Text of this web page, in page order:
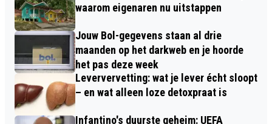
waarom eigenaren nu uitstappen
Jouw Bol-gegevens staan al drie
maanden op het darkweb en je hoorde
het pas deze week
Leververvetting: wat je lever écht sloopt
– en wat alleen loze detoxpraat is
Infantino's duurste geheim: UEFA